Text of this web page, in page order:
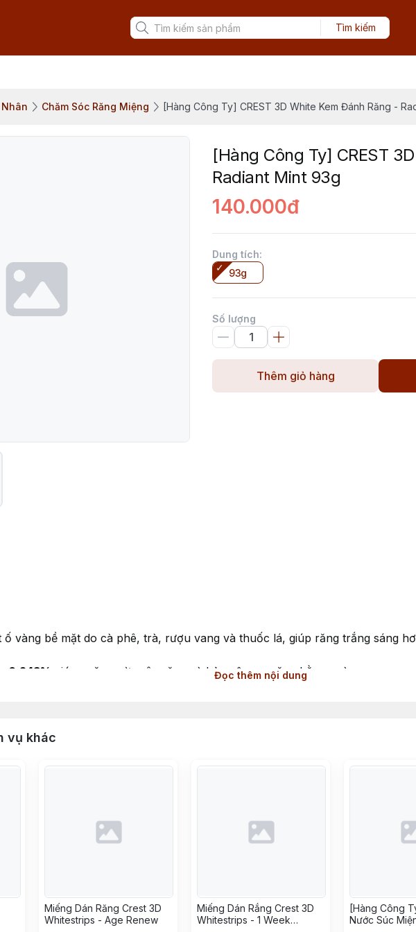
Tìm kiếm
Nhân Chăm Sóc Răng Miệng [Hàng Công Ty] CREST 3D White Kem Đánh Răng -
[Hàng Công Ty] CREST
Radiant Mint 93g
140.000đ
Dung tích:
93g
Số lượng
Thêm giỏ hàng
vàng bề mặt do cà phê, trà, rượu vang và thuốc lá, giúp răng trắng sáng
0,243% giúp ngăn ngừa sâu răng và bảo vệ men răng hằng ngày.
mát, giúp hơi thở thơm mát và tạo cảm giác sạch khoang miệng sau khi chải.
Giúp phòng ngừa sâu răng và tăng cường bảo vệ men răng.
Hỗ trợ hạn chế hình thành mảng bám và cao răng.
Đọc thêm nội dung
vụ khác
Miếng Dán Răng Crest 3D
Whitestrips - Age Renew
Miếng Dán Rắng Crest 3D
Whitestrips - 1 Week
[Hàng Công
Nước Súc